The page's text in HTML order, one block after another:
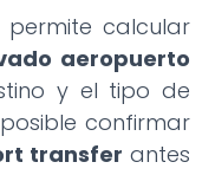
permite calcular
aeropuerto
y el tipo de
confirmar
transfer antes